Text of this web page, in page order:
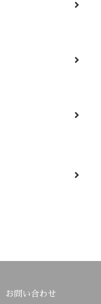
お問い合わせ